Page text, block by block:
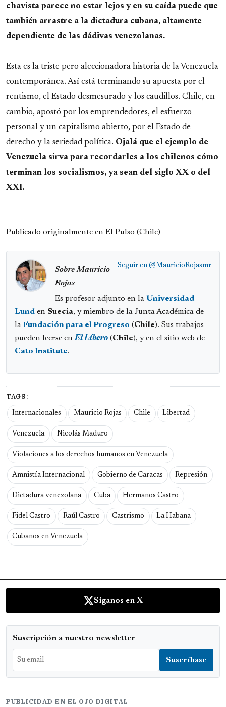
chavista parece no estar lejos y en su caída puede que
también arrastre a la dictadura cubana, altamente
dependiente de las dádivas venezolanas.
Esta es la triste pero aleccionadora historia de la Venezuela
contemporánea. Así está terminando su apuesta por el
rentismo, el Estado desmesurado y los caudillos. Chile, en
cambio, apostó por los emprendedores, el esfuerzo
personal y un capitalismo abierto, por el Estado de
derecho y la seriedad política. Ojalá que el ejemplo de
Venezuela sirva para recordarles a los chilenos cómo
terminan los socialismos, ya sean del siglo XX o del
XXI.
Publicado originalmente en El Pulso (Chile)
Seguir en @MauricioRojasmr
Sobre Mauricio
Rojas
Es profesor adjunto en la Universidad
Lund en Suecia, y miembro de la Junta Académica de
laFundación para el Progreso (Chile). Sus trabajos
pueden leerse enEl Líbero (Chile), y en el sitio web de
Cato Institute.
TAGS:
Internacionales Mauricio Rojas Chile Libertad
Venezuela Nicolás Maduro
Violaciones a los derechos humanos en Venezuela
Amnistía Internacional Gobierno de Caracas Represión
Dictadura venezolana Cuba Hermanos Castro
Fidel Castro Raúl Castro Castrismo La Habana
Cubanos en Venezuela
Síganos en X
Suscripción a nuestro newsletter
PUBLICIDAD EN EL OJO DIGITAL